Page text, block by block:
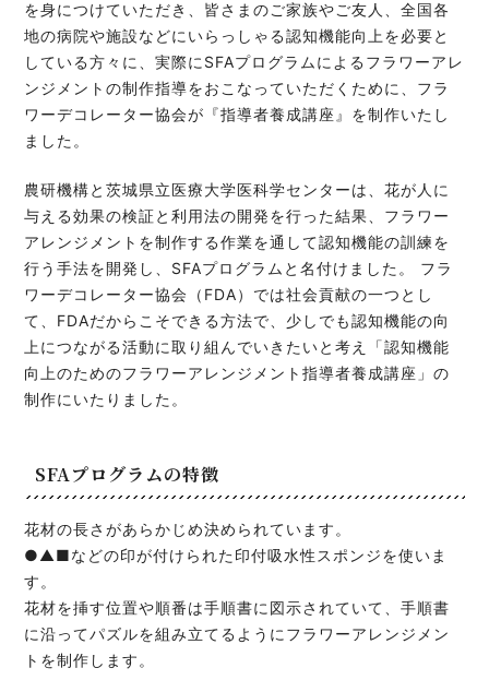
を身につけていただき、皆さまのご家族やご友人、全国各
地の病院や施設などにいらっしゃる認知機能向上を必要と
している方々に、実際にSFAプログラムによるフラワーアレ
ンジメントの制作指導をおこなっていただくために、フラ
ワーデコレーター協会が『指導者養成講座』を制作いたし
ました。
農研機構と茨城県立医療大学医科学センターは、花が人に
与える効果の検証と利用法の開発を行った結果、フラワー
アレンジメントを制作する作業を通して認知機能の訓練を
行う手法を開発し、SFAプログラムと名付けました。 フラ
ワーデコレーター協会（FDA）では社会貢献の一つとし
て、FDAだからこそできる方法で、少しでも認知機能の向
上につながる活動に取り組んでいきたいと考え「認知機能
向上のためのフラワーアレンジメント指導者養成講座」の
制作にいたりました。
SFAプログラムの特徴
花材の長さがあらかじめ決められています。
●▲■などの印が付けられた印付吸水性スポンジを使いま
す。
花材を挿す位置や順番は手順書に図示されていて、手順書
に沿ってパズルを組み立てるようにフラワーアレンジメン
トを制作します。